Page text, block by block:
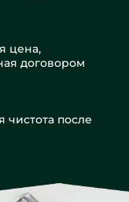
цена,
договором
чистота после